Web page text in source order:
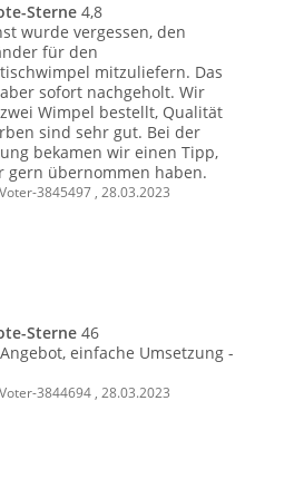
Sterne 4,8
wurde vergessen, den
für den
mitzuliefern. Das
sofort nachgeholt. Wir
Wimpel bestellt, Qualität
sind sehr gut. Bei der
bekamen wir einen Tipp,
gern übernommen haben.
3845497 , 28.03.2023
Sterne 46
einfache Umsetzung -
3844694 , 28.03.2023